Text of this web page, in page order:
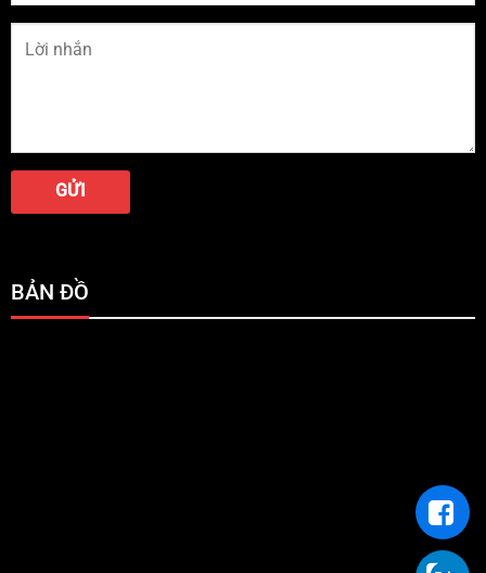
BẢN ĐỒ